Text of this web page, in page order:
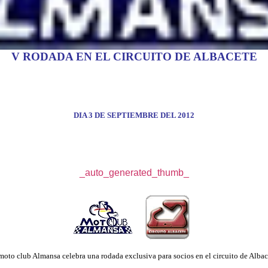
V RODADA EN EL CIRCUITO DE ALBACETE
DIA 3 DE SEPTIEMBRE DEL 2012
_auto_generated_thumb_
club Almansa celebra una rodada exclusiva para socios en el circuito de